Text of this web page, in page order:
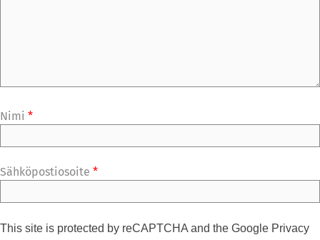
Nimi *
Sähköpostiosoite *
This site is protected by reCAPTCHA and the Google Privacy